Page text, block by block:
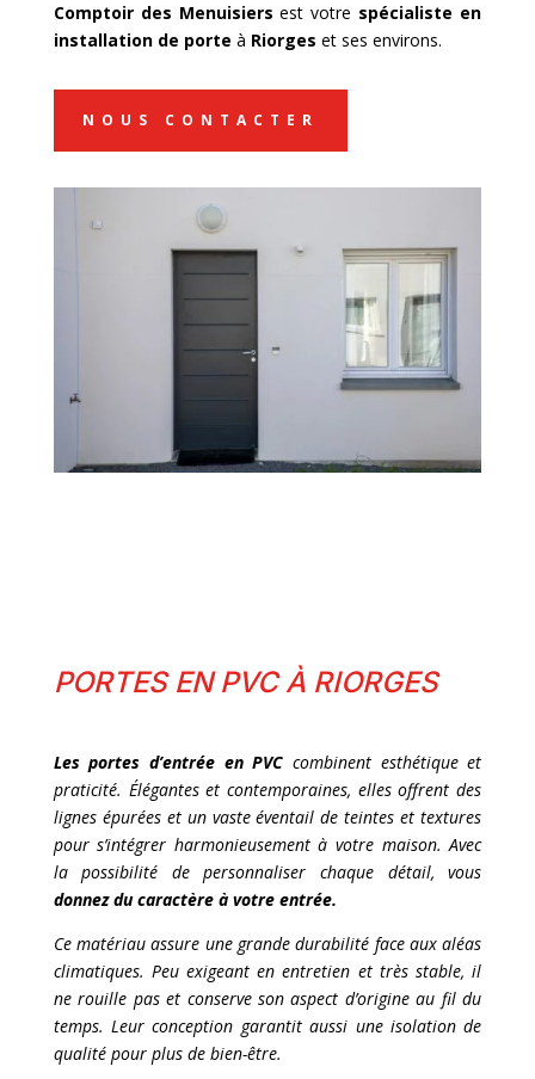
Comptoir des Menuisiers est votre spécialiste en
installation de porte à Riorges et ses environs.
NOUS CONTACTER
PORTES EN PVC À RIORGES
Les portes d’entrée en PVC combinent esthétique et
praticité. Élégantes et contemporaines, elles offrent des
lignes épurées et un vaste éventail de teintes et textures
pour s’intégrer harmonieusement à votre maison. Avec
la possibilité de personnaliser chaque détail, vous
donnez du caractère à votre entrée.
Ce matériau assure une grande durabilité face aux aléas
climatiques. Peu exigeant en entretien et très stable, il
ne rouille pas et conserve son aspect d’origine au fil du
temps. Leur conception garantit aussi une isolation de
qualité pour plus de bien-être.